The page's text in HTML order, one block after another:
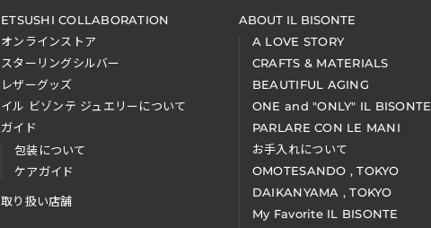
ETSUSHI COLLABORATION
オンラインストア
スターリングシルバー
レザーグッズ
イル ビゾンテ ジュエリーについて
ガイド
包装について
ケアガイド
取り扱い店舗
ABOUT IL BISONTE
A LOVE STORY
CRAFTS & MATERIALS
BEAUTIFUL AGING
ONE and "ONLY" IL BISONTE
PARLARE CON LE MANI
お手入れについて
OMOTESANDO , TOKYO
DAIKANYAMA , TOKYO
My Favorite IL BISONTE